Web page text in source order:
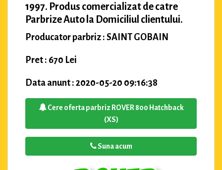
1997. Produs comercializat de catre
Parbrize Auto la Domiciliul clientului.
Producator parbriz : SAINT GOBAIN
Pret : 670 Lei
Data anunt : 2020-05-20 09:16:38
Cere oferta parbriz ROVER 800 Hatchback
(XS)
Suna acum